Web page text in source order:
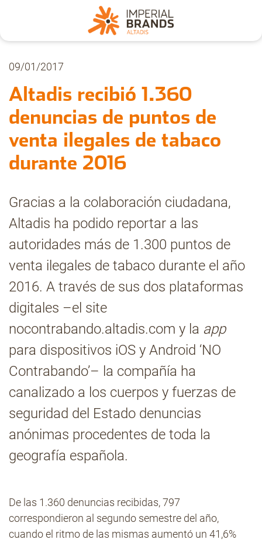
Nosotros
Secciones
Denuncia
Archivo
Estadísticas CMT
Contacto
09/01/2017
Altadis recibió 1.360
denuncias de puntos de
venta ilegales de tabaco
durante 2016
Gracias a la colaboración ciudadana,
Altadis ha podido reportar a las
autoridades más de 1.300 puntos de
venta ilegales de tabaco durante el año
2016. A través de sus dos plataformas
digitales –el site
nocontrabando.altadis.com y la app
para dispositivos iOS y Android ‘NO
Contrabando’– la compañía ha
canalizado a los cuerpos y fuerzas de
seguridad del Estado denuncias
anónimas procedentes de toda la
geografía española.
De las 1.360 denuncias recibidas, 797
correspondieron al segundo semestre del año,
cuando el ritmo de las mismas aumentó un 41,6%